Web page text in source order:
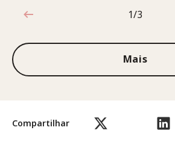
Compartilhar
1 de 3
1/3
Mais